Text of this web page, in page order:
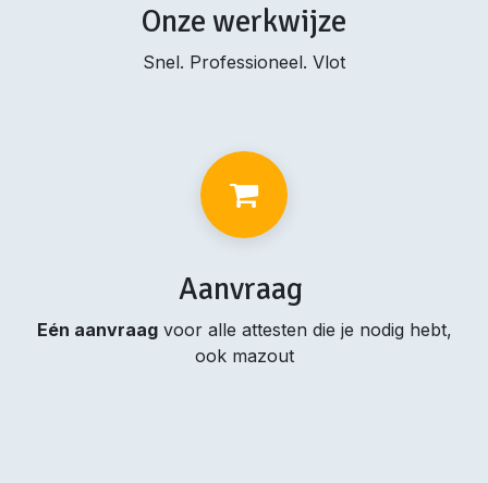
Onze werkwijze
Snel. Professioneel. Vlot
Aanvraag
Eén aanvraagvoor alle attesten die je nodig hebt,
ook mazout